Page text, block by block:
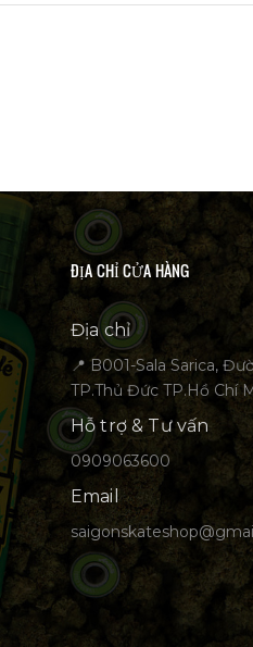
ĐỊA CHỈ CỬA HÀNG
Địa chỉ
📍 B001-Sala Sarica,
TP.Thủ Đức TP.Hồ Chí
Hỗ trợ & Tư vấn
0909063600
Email